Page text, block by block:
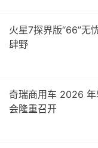
火星7探界版“66”无
肆野
奇瑞商用车 2026
会隆重召开